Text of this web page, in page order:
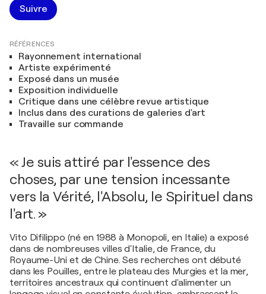
Suivre
RÉFÉRENCES
Rayonnement international
Artiste expérimenté
Exposé dans un musée
Exposition individuelle
Critique dans une célèbre revue artistique
Inclus dans des curations de galeries d'art
Travaille sur commande
« Je suis attiré par l'essence des
choses, par une tension incessante
vers la Vérité, l'Absolu, le Spirituel dans
l'art. »
Vito Difilippo (né en 1988 à Monopoli, en Italie) a exposé
dans de nombreuses villes d'Italie, de France, du
Royaume-Uni et de Chine. Ses recherches ont débuté
dans les Pouilles, entre le plateau des Murgies et la mer,
territoires ancestraux qui continuent d'alimenter un